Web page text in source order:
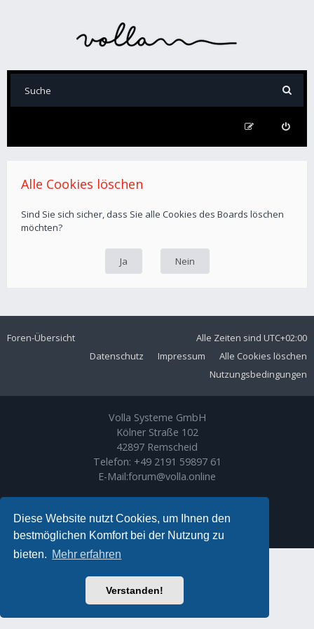
Diese Website nutzt Cookies, um Ihnen den
bestmöglichen Komfort bei der Nutzung zu
bieten. Mehr erfahren
Verstanden!
Alle Cookies löschen
Sind Sie sich sicher, dass Sie alle Cookies des Boards löschen
möchten?
Foren-Übersicht Alle Zeiten sind UTC+02:00
Alle Cookies löschen
Impressum
Datenschutz
Nutzungsbedingungen
Volla Systeme GmbH
Kölner Straße 102
42897 Remscheid
Telefon: +49 2191 59897 61
E-Mail:forum@volla.online
Ariki Theme byGramziu